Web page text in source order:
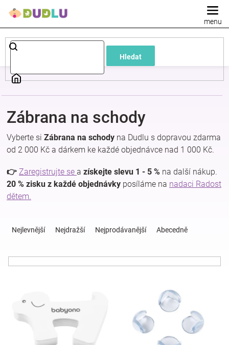
Hledat
Dětské
a
kojenecké
oblečení
Pokojíček
a
kojenecká
výbava
Hračky
zábava
Zábrana na schody
Vyberte si Zábrana na schody na Dudlu s dopravou zdarma
od 2 000 Kč a dárkem ke každé objednávce nad 1 000 Kč.
👉 Zaregistrujte se a získejte slevu 1 - 5 % na další nákup.
20 % zisku z každé objednávky posíláme na nadaci Radost
dětem.
Nejlevnější Nejdražší Nejprodávanější Abecedně